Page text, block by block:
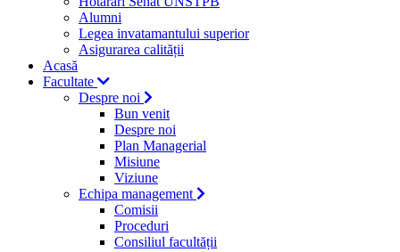
Alumni
Legea invatamantului superior
Asigurarea calității
Acasă
Facultate
Despre noi
Bun venit
Despre noi
Plan Managerial
Misiune
Viziune
Echipa management
Comisii
Proceduri
Consiliul facultății